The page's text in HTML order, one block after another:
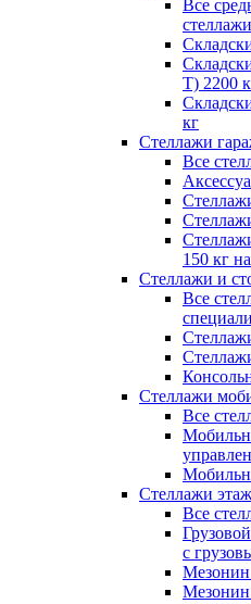
Все
стеллажи
Т) 2200
кг
Стеллажи
Все
150 кг
Стеллажи и
Все
Стеллажи
Все
Стеллажи
Все
с
Мезонин
Мезонин